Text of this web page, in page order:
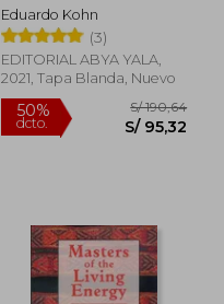
Eduardo Kohn
(3)
EDITORIAL ABYA YALA,
2021, Tapa Blanda, Nuevo